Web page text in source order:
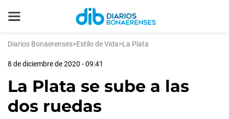
Diarios Bonaerenses>Estilo de Vida>La Plata
8 de diciembre de 2020 - 09:41
La Plata se sube a las
dos ruedas